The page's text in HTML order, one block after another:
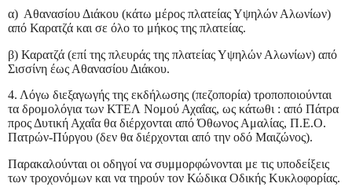
α) Αθανασίου Διάκου (κάτω μέρος πλατείας Υψηλών Αλωνίων)
από Καρατζά και σε όλο το μήκος της πλατείας.
β) Καρατζά (επί της πλευράς της πλατείας Υψηλών Αλωνίων) από
Σισσίνη έως Αθανασίου Διάκου.
4. Λόγω διεξαγωγής της εκδήλωσης (πεζοπορία) τροποποιούνται
τα δρομολόγια των ΚΤΕΛ Νομού Αχαΐας, ως κάτωθι : από Πάτρα
προς Δυτική Αχαΐα θα διέρχονται από Όθωνος Αμαλίας, Π.Ε.Ο.
Πατρών-Πύργου (δεν θα διέρχονται από την οδό Μαιζώνος).
Παρακαλούνται οι οδηγοί να συμμορφώνονται με τις υποδείξεις
των τροχονόμων και να τηρούν τον Κώδικα Οδικής Κυκλοφορίας.